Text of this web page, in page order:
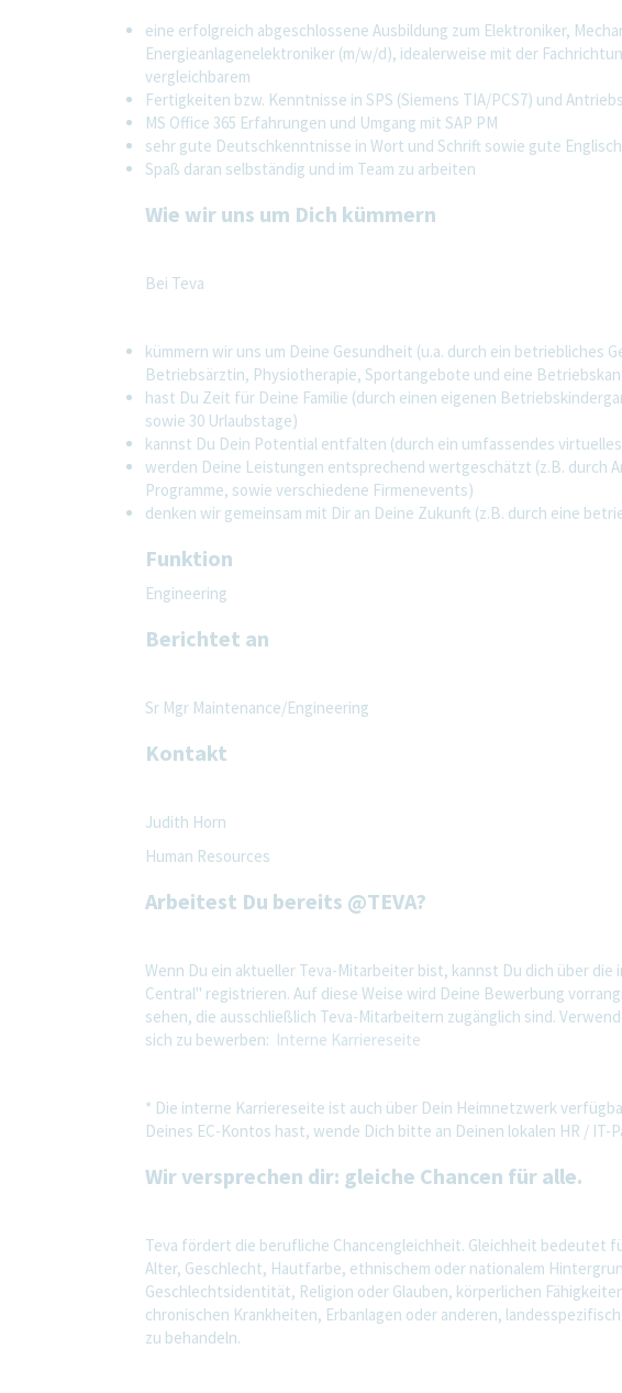
eine erfolgreich abgeschlossene Ausbildung zum Elektroniker,
Energieanlagenelektroniker (m/w/d), idealerweise mit der
vergleichbarem
Fertigkeiten bzw. Kenntnisse in SPS (Siemens TIA/PCS7) und
MS Office 365 Erfahrungen und Umgang mit SAP PM
sehr gute Deutschkenntnisse in Wort und Schrift sowie gute
Spaß daran selbständig und im Team zu arbeiten
Wie wir uns um Dich kümmern
Bei Teva
kümmern wir uns um Deine Gesundheit (u.a. durch ein betriebliches
Betriebsärztin, Physiotherapie, Sportangebote und eine
hast Du Zeit für Deine Familie (durch einen eigenen
sowie 30 Urlaubstage)
kannst Du Dein Potential entfalten (durch ein umfassendes
werden Deine Leistungen entsprechend wertgeschätzt (z.B. durch
Programme, sowie verschiedene Firmenevents)
denken wir gemeinsam mit Dir an Deine Zukunft (z.B. durch eine
Funktion
Engineering
Berichtet an
Sr Mgr Maintenance/Engineering
Kontakt
Judith Horn
Human Resources
Arbeitest Du bereits @TEVA?
Wenn Du ein aktueller Teva-Mitarbeiter bist, kannst Du dich über
Central" registrieren. Auf diese Weise wird Deine Bewerbung
sehen, die ausschließlich Teva-Mitarbeitern zugänglich sind.
sich zu bewerben: Interne Karriereseite
* Die interne Karriereseite ist auch über Dein Heimnetzwerk
Deines EC-Kontos hast, wende Dich bitte an Deinen lokalen HR / IT-
Wir versprechen dir: gleiche Chancen für alle.
Teva fördert die berufliche Chancengleichheit. Gleichheit bedeutet
Alter, Geschlecht, Hautfarbe, ethnischem oder nationalem
Geschlechtsidentität, Religion oder Glauben, körperlichen
chronischen Krankheiten, Erbanlagen oder anderen,
zu behandeln.